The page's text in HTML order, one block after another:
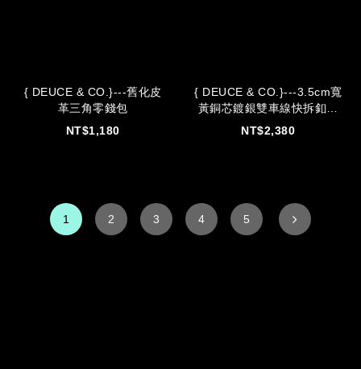
{ DEUCE & CO.}---舊化皮
革三角零錢包
NT$1,180
{ DEUCE & CO.}---3.5cm寬
黃銅芯鍍銀雙車線快拆釦皮
帶
NT$2,380
1 2 3 4 5